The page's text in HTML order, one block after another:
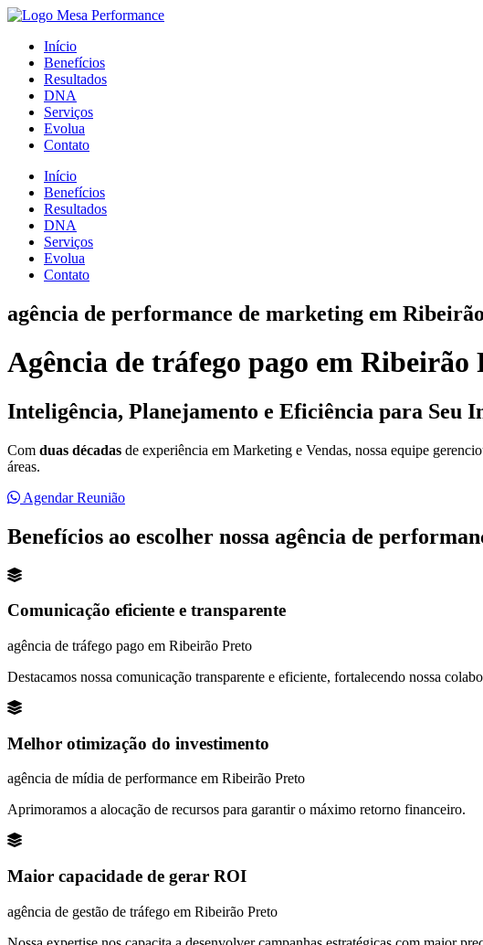
Início
Benefícios
Resultados
DNA
Serviços
Evolua
Contato
Início
Benefícios
Resultados
DNA
Serviços
Evolua
Contato
agência de performance de marketing em
Agência de tráfego pago em Ribeirão
Inteligência, Planejamento e Eficiência para Seu
Com duas décadas de experiência em Marketing e Vendas, nossa equipe
áreas.
Agendar Reunião
Benefícios ao escolher nossa agência de
Comunicação eficiente e transparente
agência de tráfego pago em Ribeirão Preto
Destacamos nossa comunicação transparente e eficiente, fortalecendo nossa
Melhor otimização do investimento
agência de mídia de performance em Ribeirão Preto
Aprimoramos a alocação de recursos para garantir o máximo retorno financeiro.
Maior capacidade de gerar ROI
agência de gestão de tráfego em Ribeirão Preto